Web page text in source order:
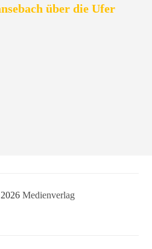
über die Ufer
Medienverlag